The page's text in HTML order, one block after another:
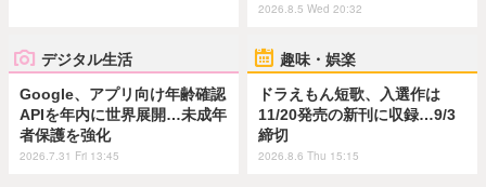
2026.8.5 Wed 20:32
デジタル生活
Google、アプリ向け年齢確認
APIを年内に世界展開…未成年
者保護を強化
2026.7.31 Fri 13:45
趣味・娯楽
ドラえもん短歌、入選作は
11/20発売の新刊に収録…9/3
締切
2026.8.6 Thu 15:15